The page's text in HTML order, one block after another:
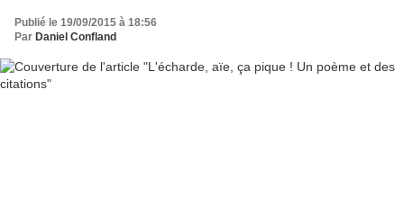
Publié le 19/09/2015 à 18:56
Par Daniel Confland